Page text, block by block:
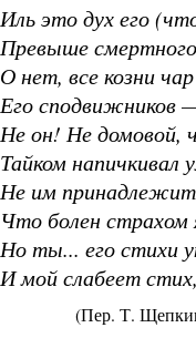
Иль это дух его
Превыше
О нет, все козни
Его сподвижников
Не он! Не домовой,
Тайком напичкивал
Не им
Что болен страхом
Но ты... его стихи
И мой слабеет
(Пер. Т.